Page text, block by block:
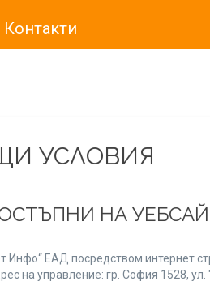
Контакти
УСЛОВИЯ
НА
Инфо“ ЕАД посредством интернет
на управление: гр. София 1528,